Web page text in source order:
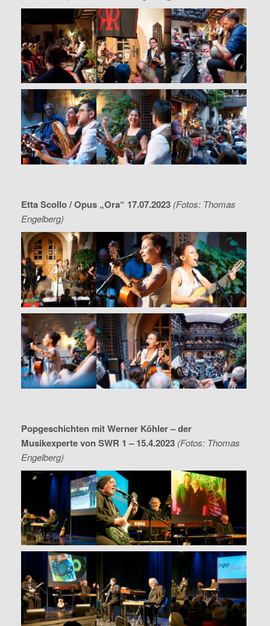
Etta Scollo / Opus „Ora“ 17.07.2023 (Fotos: Thomas
Engelberg)
Popgeschichten mit Werner Köhler – der
Musikexperte von SWR 1 – 15.4.2023 (Fotos: Thomas
Engelberg)